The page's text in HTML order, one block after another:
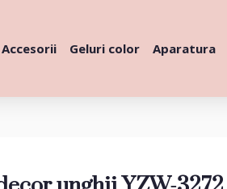
Accesorii Geluri color Aparatura